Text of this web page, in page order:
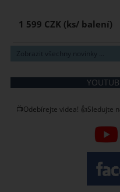
1 599 CZK
Zobrazit všechny novinky ...
📺Odebírejte videa! 👍Sledujte